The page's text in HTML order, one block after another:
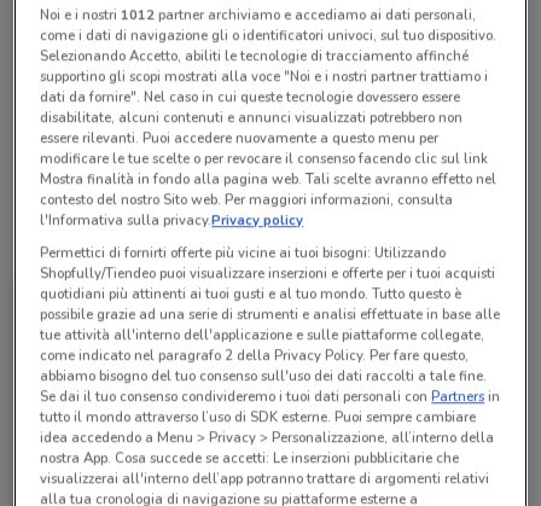
Chiama il negozio
Lunedì n.d.
Martedì n.d.
Mercoledì n.d.
Giovedì n.d.
Venerdì n.d.
Sabato n.d.
Domenica n.d.
0586 887167
Noi e i nostri 1012partner archiviamo e accediamo ai dati personali,
come i dati di navigazione gli o identificatori univoci, sul tuo dispositivo.
Selezionando Accetto, abiliti le tecnologie di tracciamento affinché
supportino gli scopi mostrati alla voce "Noi e i nostri partner trattiamo i
dati da fornire". Nel caso in cui queste tecnologie dovessero essere
disabilitate, alcuni contenuti e annunci visualizzati potrebbero non
essere rilevanti. Puoi accedere nuovamente a questo menu per
modificare le tue scelte o per revocare il consenso facendo clic sul link
Mostra finalità in fondo alla pagina web. Tali scelte avranno effetto nel
contesto del nostro Sito web. Per maggiori informazioni, consulta
l'Informativa sulla privacy.Privacy policy
Permettici di fornirti offerte più vicine ai tuoi bisogni: Utilizzando
Shopfully/Tiendeo puoi visualizzare inserzioni e offerte per i tuoi acquisti
quotidiani più attinenti ai tuoi gusti e al tuo mondo. Tutto questo è
possibile grazie ad una serie di strumenti e analisi effettuate in base alle
tue attività all'interno dell'applicazione e sulle piattaforme collegate,
come indicato nel paragrafo 2 della Privacy Policy. Per fare questo,
abbiamo bisogno del tuo consenso sull'uso dei dati raccolti a tale fine.
Se dai il tuo consenso condivideremo i tuoi dati personali conPartnersin
tutto il mondo attraverso l’uso di SDK esterne. Puoi sempre cambiare
idea accedendo a Menu > Privacy > Personalizzazione, all’interno della
nostra App. Cosa succede se accetti: Le inserzioni pubblicitarie che
visualizzerai all'interno dell’app potranno trattare di argomenti relativi
alla tua cronologia di navigazione su piattaforme esterne a